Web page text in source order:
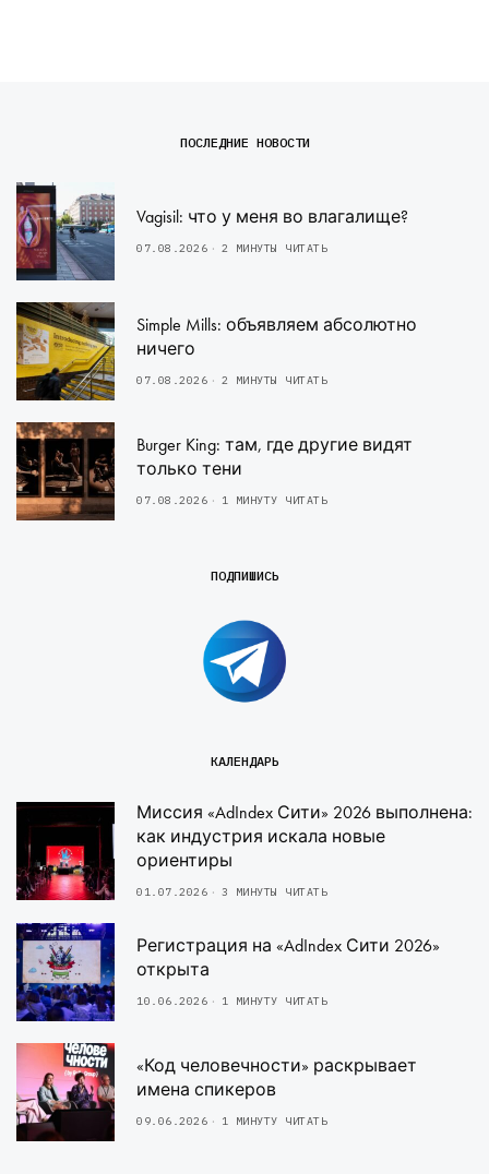
ПОСЛЕДНИЕ НОВОСТИ
Vagisil: что у меня во влагалище?
07.08.2026 2 МИНУТЫ ЧИТАТЬ
Simple Mills: объявляем абсолютно
ничего
07.08.2026 2 МИНУТЫ ЧИТАТЬ
Burger King: там, где другие видят
только тени
07.08.2026 1 МИНУТУ ЧИТАТЬ
ПОДПИШИСЬ
КАЛЕНДАРЬ
Миссия «AdIndex Сити» 2026 выполнена:
как индустрия искала новые
ориентиры
01.07.2026 3 МИНУТЫ ЧИТАТЬ
Регистрация на «AdIndex Сити 2026»
открыта
10.06.2026 1 МИНУТУ ЧИТАТЬ
«Код человечности» раскрывает
имена спикеров
09.06.2026 1 МИНУТУ ЧИТАТЬ